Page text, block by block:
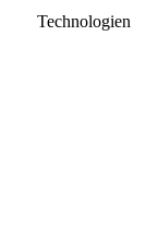
Technologien